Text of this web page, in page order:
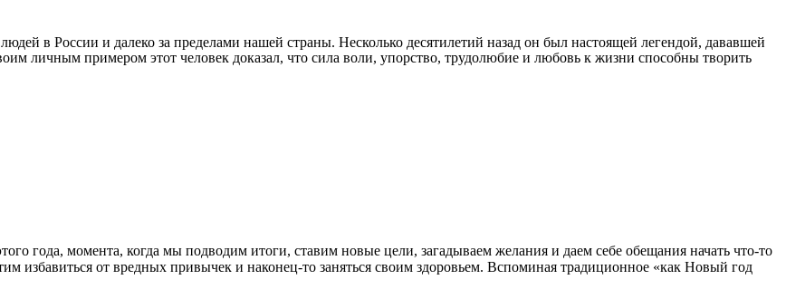
в России и далеко за пределами нашей страны. Несколько десятилетий назад он был настоящей легендой, дававшей
личным примером этот человек доказал, что сила воли, упорство, трудолюбие и любовь к жизни способны творить
года, момента, когда мы подводим итоги, ставим новые цели, загадываем желания и даем себе обещания начать что-то
избавиться от вредных привычек и наконец-то заняться своим здоровьем. Вспоминая традиционное «как Новый год